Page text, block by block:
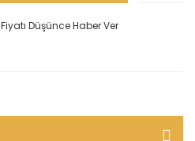
Fiyatı Düşünce Haber Ver